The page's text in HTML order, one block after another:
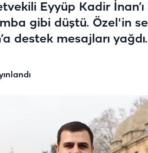
Eyyüp Kadir
gibi düştü. Özel'in
destek mesajları yağdı.